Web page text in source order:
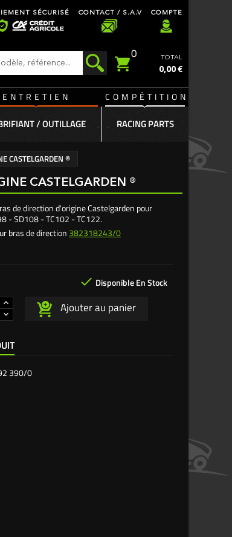
SÉCURISÉ CONTACT / S.A.V COMPTE
0 TOTAL
0,00 €
ENTRETIEN COMPÉTITION
/ OUTILLAGE RACING PARTS
CASTELGARDEN ®
CASTELGARDEN ®
de direction d'origine Castelgarden pour
- SD108 - TC102 - TC122.
bras de direction 382318243/0
 Disponible En Stock
Ajouter au panier
390/0